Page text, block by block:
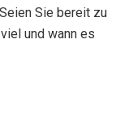
Sie bereit zu
und wann es